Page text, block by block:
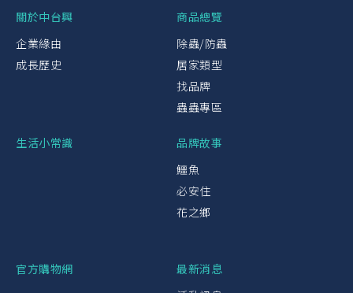
關於中台興
企業緣由
成長歷史
商品總覽
除蟲/防蟲
居家類型
找品牌
蟲蟲專區
生活小常識
品牌故事
鱷魚
必安住
花之鄉
官方購物網
最新消息